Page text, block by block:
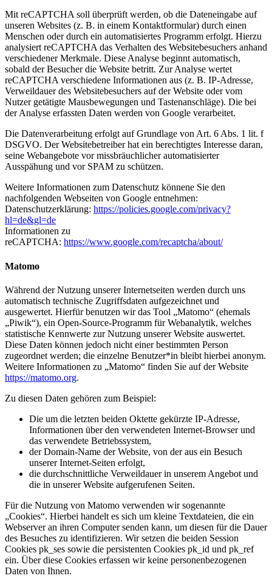
Mit reCAPTCHA soll überprüft werden, ob die Dateneingabe auf
unseren Websites (z. B. in einem Kontaktformular) durch einen
Menschen oder durch ein automatisiertes Programm erfolgt. Hierzu
analysiert reCAPTCHA das Verhalten des Websitebesuchers anhand
verschiedener Merkmale. Diese Analyse beginnt automatisch,
sobald der Besucher die Website betritt. Zur Analyse wertet
reCAPTCHA verschiedene Informationen aus (z. B. IP-Adresse,
Verweildauer des Websitebesuchers auf der Website oder vom
Nutzer getätigte Mausbewegungen und Tastenanschläge). Die bei
der Analyse erfassten Daten werden von Google verarbeitet.
Die Datenverarbeitung erfolgt auf Grundlage von Art. 6 Abs. 1 lit. f
DSGVO. Der Websitebetreiber hat ein berechtigtes Interesse daran,
seine Webangebote vor missbräuchlicher automatisierter
Ausspähung und vor SPAM zu schützen.
Weitere Informationen zum Datenschutz könnene Sie den
nachfolgenden Webseiten von Google entnehmen:
Datenschutzerklärung: https://policies.google.com/privacy?
hl=de&gl=de
Informationen zu
reCAPTCHA: https://www.google.com/recaptcha/about/
Matomo
Während der Nutzung unserer Internetseiten werden durch uns
automatisch technische Zugriffsdaten aufgezeichnet und
ausgewertet. Hierfür benutzen wir das Tool „Matomo“ (ehemals
„Piwik“), ein Open-Source-Programm für Webanalytik, welches
statistische Kennwerte zur Nutzung unserer Website auswertet.
Diese Daten können jedoch nicht einer bestimmten Person
zugeordnet werden; die einzelne Benutzer*in bleibt hierbei anonym.
Weitere Informationen zu „Matomo“ finden Sie auf der Website
https://matomo.org.
Zu diesen Daten gehören zum Beispiel:
Die um die letzten beiden Oktette gekürzte IP-Adresse,
Informationen über den verwendeten Internet-Browser und
das verwendete Betriebssystem,
der Domain-Name der Website, von der aus ein Besuch
unserer Internet-Seiten erfolgt,
die durchschnittliche Verweildauer in unserem Angebot und
die in unserer Website aufgerufenen Seiten.
Für die Nutzung von Matomo verwenden wir sogenannte
„Cookies“. Hierbei handelt es sich um kleine Textdateien, die ein
Webserver an ihren Computer senden kann, um diesen für die Dauer
des Besuches zu identifizieren. Wir setzen die beiden Session
Cookies pk_ses sowie die persistenten Cookies pk_id und pk_ref
ein. Über diese Cookies erfassen wir keine personenbezogenen
Daten von Ihnen.